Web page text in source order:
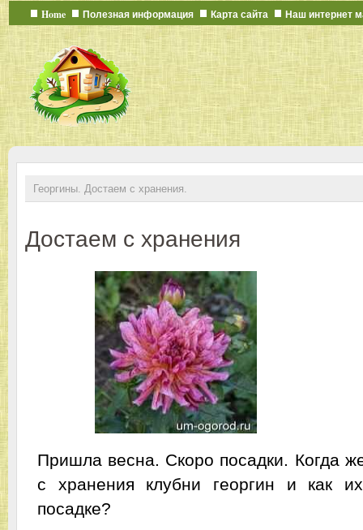
Георгины. Достаем с хранения.
Достаем с хранения
Пришла весна. Скоро посадки. Когда
с хранения клубни георгин и как
посадке?
Home Полезная информация Карта сайта Наш интернет